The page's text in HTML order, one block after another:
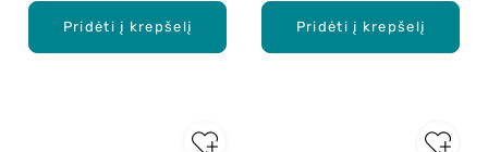
Pridėti į krepšelį Pridėti į krepšelį